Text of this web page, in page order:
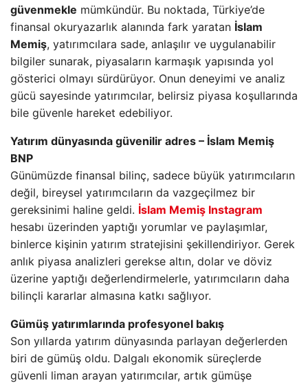
güvenmekle mümkündür. Bu noktada, Türkiye’de
finansal okuryazarlık alanında fark yaratan İslam
Memiş, yatırımcılara sade, anlaşılır ve uygulanabilir
bilgiler sunarak, piyasaların karmaşık yapısında yol
gösterici olmayı sürdürüyor. Onun deneyimi ve analiz
gücü sayesinde yatırımcılar, belirsiz piyasa koşullarında
bile güvenle hareket edebiliyor.
Yatırım dünyasında güvenilir adres – İslam Memiş
BNP
Günümüzde finansal bilinç, sadece büyük yatırımcıların
değil, bireysel yatırımcıların da vazgeçilmez bir
gereksinimi haline geldi. İslam Memiş Instagram
hesabı üzerinden yaptığı yorumlar ve paylaşımlar,
binlerce kişinin yatırım stratejisini şekillendiriyor. Gerek
anlık piyasa analizleri gerekse altın, dolar ve döviz
üzerine yaptığı değerlendirmelerle, yatırımcıların daha
bilinçli kararlar almasına katkı sağlıyor.
Gümüş yatırımlarında profesyonel bakış
Son yıllarda yatırım dünyasında parlayan değerlerden
biri de gümüş oldu. Dalgalı ekonomik süreçlerde
güvenli liman arayan yatırımcılar, artık gümüşe